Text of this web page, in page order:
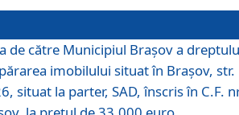
de către Municipiul Brașov a
imobilului situat în Brașov, str.
situat la parter, SAD, înscris în C.F.